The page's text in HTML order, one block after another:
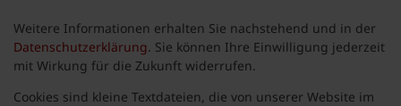
Weitere Informationen erhalten Sie nachstehend und in der
Datenschutzerklärung. Sie können Ihre Einwilligung jederzeit
mit Wirkung für die Zukunft widerrufen.
Cookies sind kleine Textdateien, die von unserer Website im